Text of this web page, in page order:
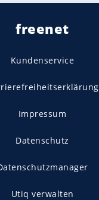
freenet
Kundenservice
Impressum
Datenschutz
Utiq verwalten